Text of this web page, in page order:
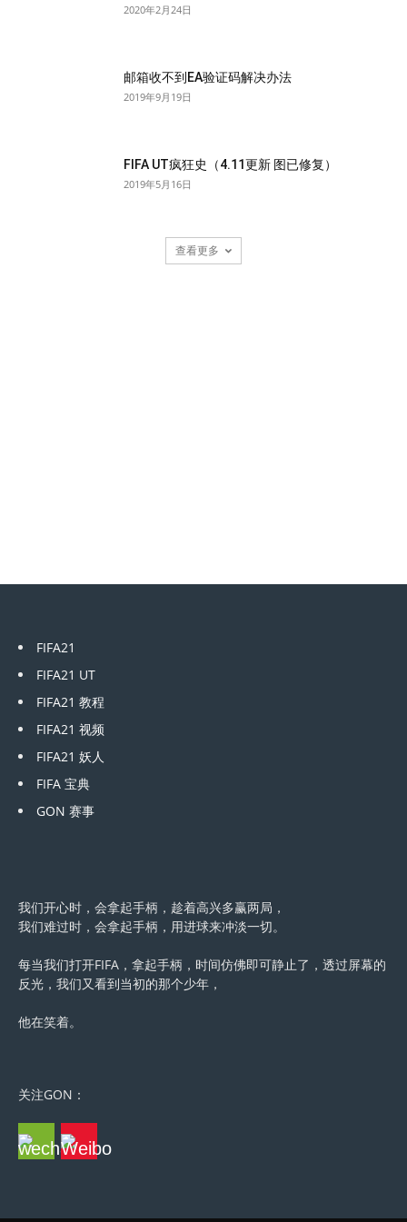
2020年2月24日
邮箱收不到EA验证码解决办法
2019年9月19日
FIFA UT疯狂史（4.11更新 图已修复）
2019年5月16日
查看更多
FIFA21
FIFA21 UT
FIFA21 教程
FIFA21 视频
FIFA21 妖人
FIFA 宝典
GON 赛事
我们开心时，会拿起手柄，趁着高兴多赢两局，
我们难过时，会拿起手柄，用进球来冲淡一切。
每当我们打开FIFA，拿起手柄，时间仿佛即可静止了，透过屏幕的
反光，我们又看到当初的那个少年，
他在笑着。
关注GON：